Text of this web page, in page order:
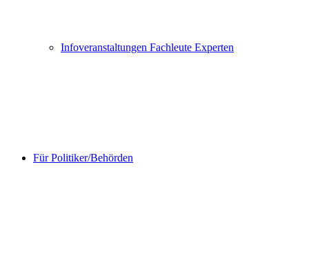
Infoveranstaltungen Fachleute Experten
Für Politiker/Behörden